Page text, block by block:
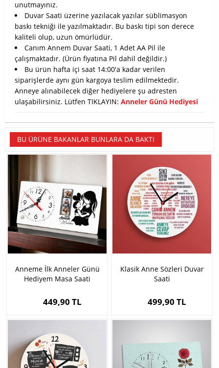
unutmayınız.
Duvar Saati üzerine yazılacak yazılar süblimasyon
baskı tekniği ile yazılmaktadır. Bu baskı tipi son derece
kaliteli olup, uzun ömürlüdür.
Canım Annem Duvar Saati, 1 Adet AA Pil ile
çalışmaktadır. (Ürün fiyatına Pil dahil değildir.)
Bu ürün hafta içi saat 14:00'a kadar verilen
siparişlerde aynı gün kargoya teslim edilmektedir.
Anneye alınabilecek diğer hediyelere şu adresten
ulaşabilirsiniz. Lütfen TIKLAYIN: Anneler Günü Hediyesi
BU ÜRÜNE BAKANLAR BUNLARA DA BAKTI
Anneme İlk Anneler Günü
Hediyem Masa Saati
449,90 TL
Klasik Anne Sözleri Duvar
Saati
499,90 TL